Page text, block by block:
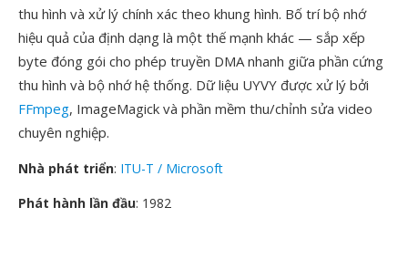
thu hình và xử lý chính xác theo khung hình. Bố trí bộ nhớ
hiệu quả của định dạng là một thế mạnh khác — sắp xếp
byte đóng gói cho phép truyền DMA nhanh giữa phần cứng
thu hình và bộ nhớ hệ thống. Dữ liệu UYVY được xử lý bởi
FFmpeg, ImageMagick và phần mềm thu/chỉnh sửa video
chuyên nghiệp.
Nhà phát triển: ITU-T / Microsoft
Phát hành lần đầu: 1982